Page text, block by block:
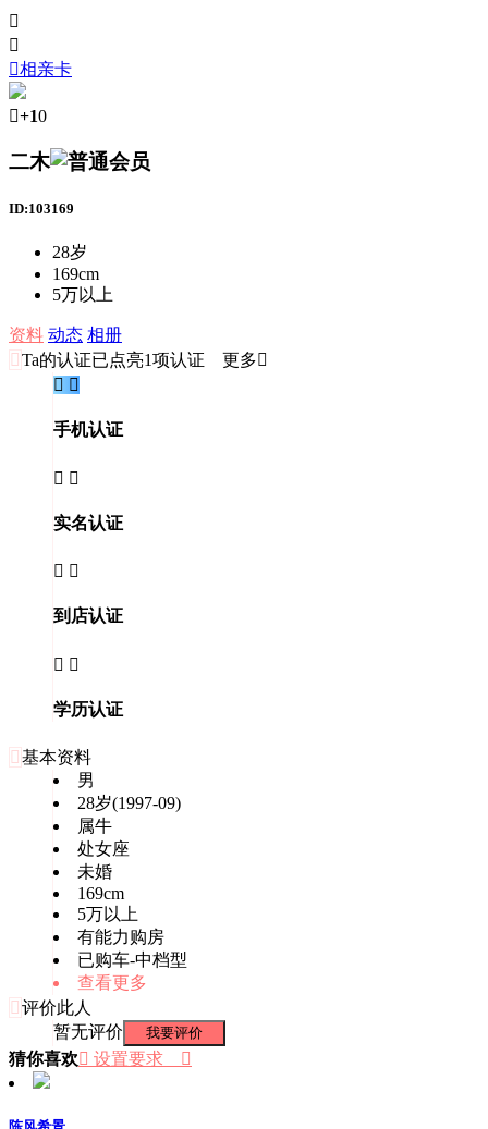


相亲卡
+10
二木
ID:103169
28岁
169cm
5万以上
资料 动态 相册
 Ta的认证已点亮1项认证 更多
 
手机认证
 
实名认证
 
到店认证
 
学历认证
 基本资料
男
28岁(1997-09)
属牛
处女座
未婚
169cm
5万以上
有能力购房
已购车-中档型
查看更多
 评价此人
暂无评价
我要评价
猜你喜欢 设置要求 